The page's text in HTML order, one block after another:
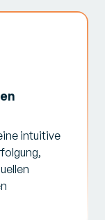
intuitive